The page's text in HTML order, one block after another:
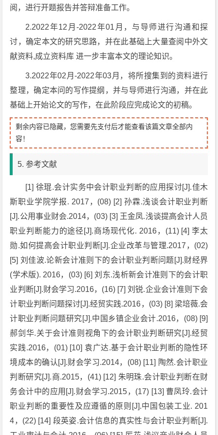
阅，进行开题报告并答辩准备工作。
2.2022年12月-2022年01月，与导师进行沟通和探
讨，确定本文的研究思路，并在此基础上大量查阅中外文
献资料,成立资料库 进一步丰富本文的理论知识。
3.2022年02月-2022年03月，将所搜集到的资料进行
整理，确定本问的写作提纲，并与导师进行沟通，并在此
基础上开始论文的写作，在此阶段应完成论文的初稿。
剩余内容已隐藏，您需要先支付后才能查看该篇文章全部内
容！
5. 参考文献
[1] 徐琨.会计实务中会计职业判断的应用探讨[J].佳木
斯职业学院学报. 2017，(08) [2] 孙霖.浅谈会计职业判断
[J].公用事业财会.2014，(03) [3] 王金凤.浅谈提高会计人员
职业判断能力的途径[J].商场现代化. 2016，(11) [4] 李太
勋.如何提高会计职业判断[J].企业改革与管理.2017，(02)
[5] 刘佳波.论新会计准则下的会计职业判断问题[J].财经界
(学术版). 2016，(03) [6] 刘东.浅析新会计准则下的会计职
业判断[J].财会学习.2016，(16) [7] 刘锐.企业会计准则下会
计职业判断问题探讨[J].经贸实践.2016，(03) [8] 梁培薇.会
计职业判断问题研究[J].中国乡镇企业会计.2016，(08) [9]
郝剑华.关于会计准则视角下的会计职业判断研究[J].经贸
实践.2016，(01) [10] 袁广达.基于会计职业判断的隐性环
境成本的确认[J].财会学习.2014，(08) [11] 陶然.会计职业
判断研究[J].商.2015，(41) [12] 朱明珠.会计职业判断在财
务会计中的应用[J].财会学习.2015，(17) [13] 曹凤玲.会计
职业判断的重要性及应遵循的原则[J].中国包装工业. 201
4，(22) [14] 段英姿.会计信息的真实性与会计职业判断[J].